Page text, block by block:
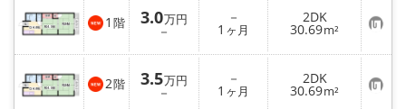
路線·駅から探す
地域から探す
地図から探す
1 階 3.0万円
－
－
1 ヶ月
2DK
30.69m² お
気
に
入
り
登
録
2階 3.5万円
－
－
1 ヶ月
2DK
30.69m² お
気